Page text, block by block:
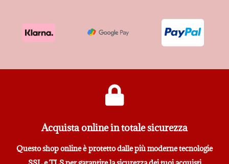
Acquista online in totale sicurezza
Questo shop online è protetto dalle più moderne tecnologie